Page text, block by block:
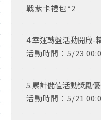
戰紫卡禮包*2
4.幸運轉盤活動開啟-
活動時間：5/23
5.累計儲值活動獎勵
活動時間：5/21